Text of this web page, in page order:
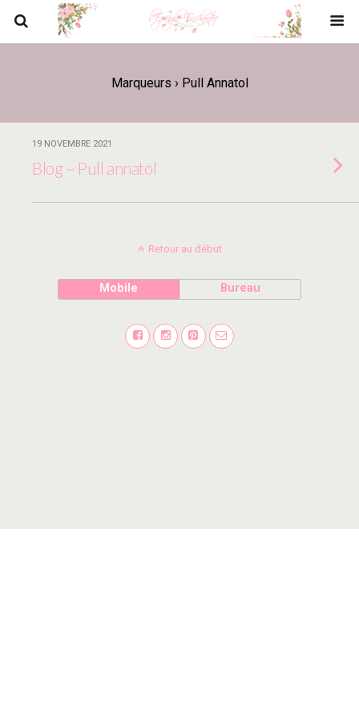
Marqueurs › Pull Annatol
19 NOVEMBRE 2021
Blog ~ Pull annatol
Retour au début
Mobile Bureau